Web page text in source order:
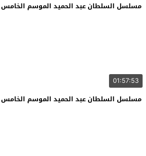
مسلسل السلطان عبد الحميد الموسم الخامس
01:57:53
مسلسل السلطان عبد الحميد الموسم الخامس